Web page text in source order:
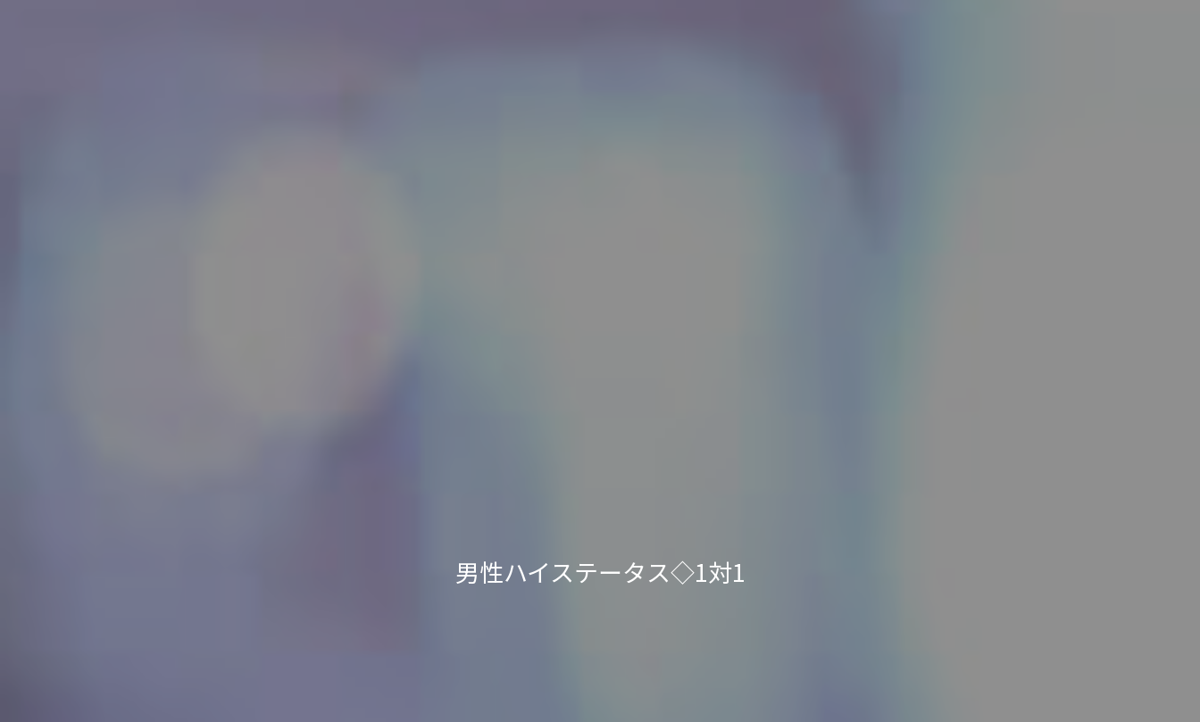
男性ハイステータス◇1対1